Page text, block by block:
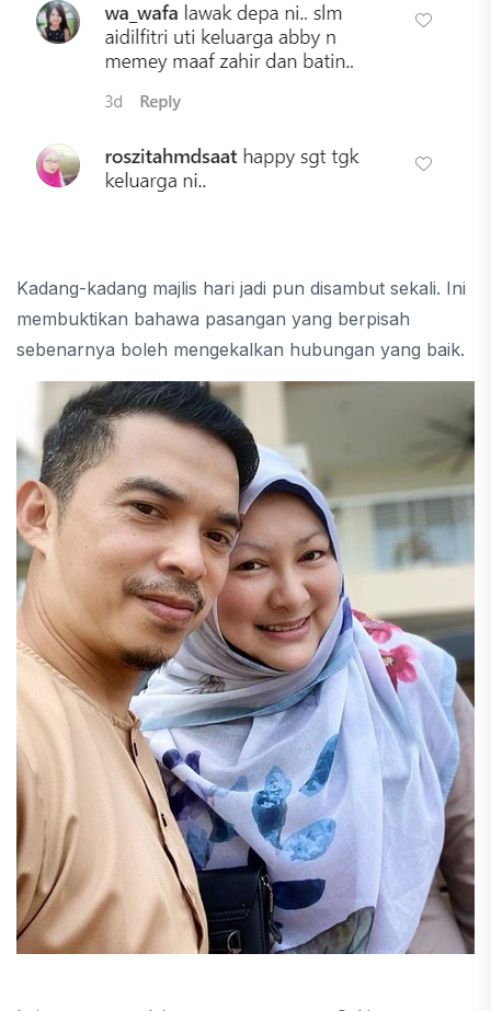
Kadang-kadang majlis hari jadi pun disambut sekali. Ini
membuktikan bahawa pasangan yang berpisah
sebenarnya boleh mengekalkan hubungan yang baik.